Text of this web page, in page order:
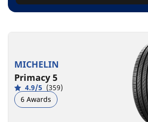
MICHELIN
Primacy 5
4.9/5 (359)
6 Awards